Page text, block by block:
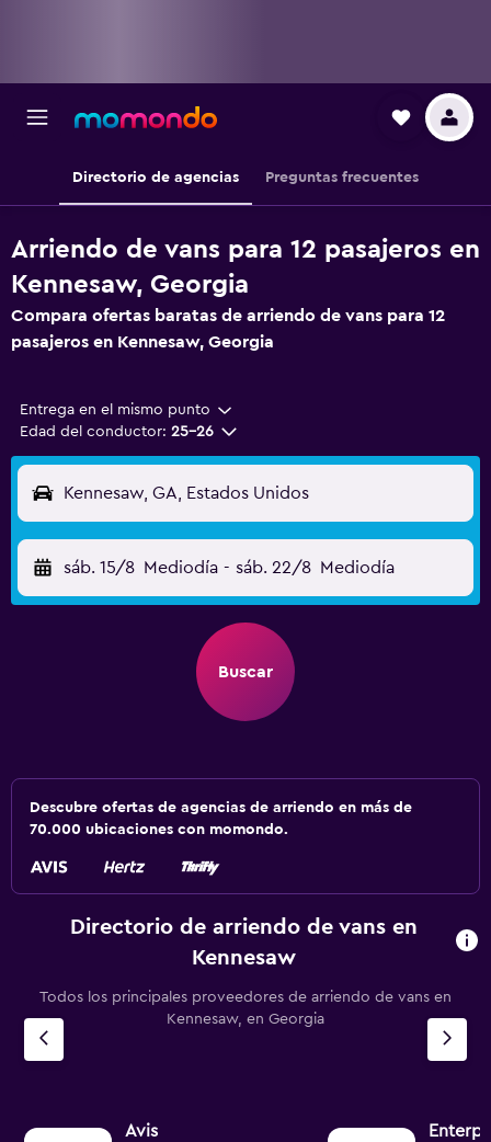
Directorio de agencias Preguntas frecuentes
Arriendo de vans para 12 pasajeros en
Kennesaw, Georgia
Compara ofertas baratas de arriendo de vans para 12
pasajeros en Kennesaw, Georgia
Entrega en el mismo punto
Edad del conductor: 25-26
Kennesaw, GA, Estados Unidos
sáb. 15/8 Mediodía - sáb. 22/8 Mediodía
Buscar
Descubre ofertas de agencias de arriendo en más de
70.000 ubicaciones con momondo.
Directorio de arriendo de vans en
Kennesaw
Todos los principales proveedores de arriendo de vans en
Kennesaw, en Georgia
Avis